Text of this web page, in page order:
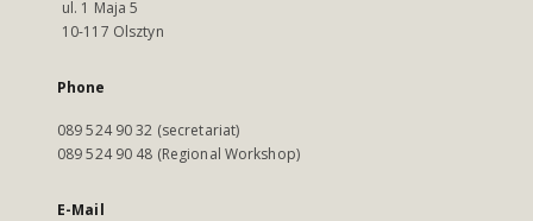
ul. 1 Maja 5
10-117 Olsztyn
Phone
089 524 90 32 (secretariat)
089 524 90 48 (Regional Workshop)
E-Mail